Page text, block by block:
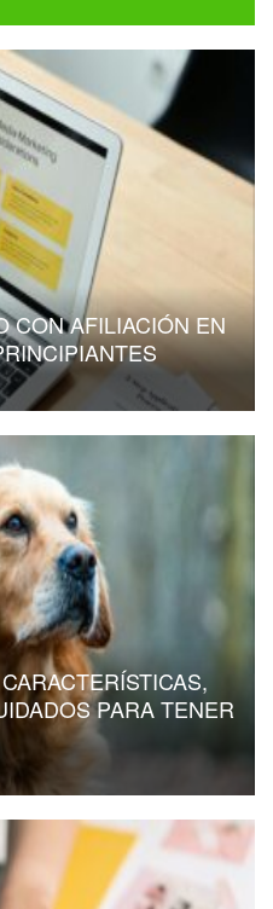
CON AFILIACIÓN EN
PARA TENER